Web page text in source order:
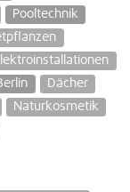
Pooltechnik
Dächer
Naturkosmetik